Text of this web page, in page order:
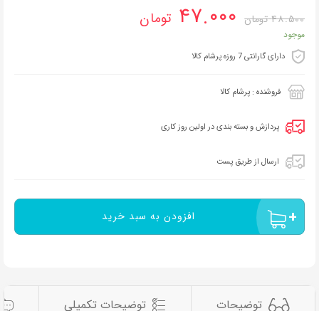
۴۸.۵۰۰ تومان ۴۷.۰۰۰ تومان
موجود
دارای گارانتی 7 روزه پرشام کالا
فروشنده : پرشام کالا
پردازش و بسته بندی در اولین روز کاری
ارسال از طریق پست
افزودن به سبد خرید
توضیحات توضیحات تکمیلی